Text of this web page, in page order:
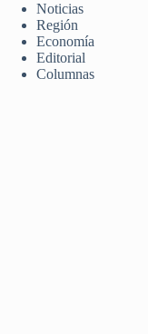
Noticias
Región
Economía
Editorial
Columnas